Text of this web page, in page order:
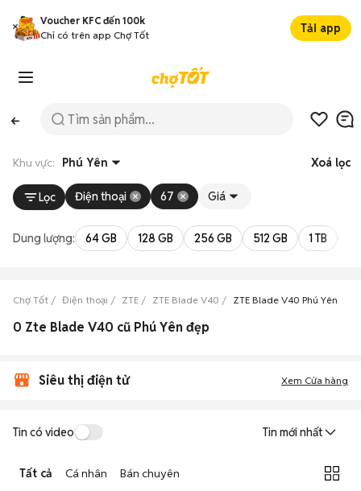
Voucher KFC đến 100k
Chỉ có trên app Chợ Tốt
Tải app
Khu vực: Phú Yên Xoá lọc
Lọc Điện thoại 67 Giá
Dung lượng: 64 GB 128 GB 256 GB 512 GB 1 TB
Chợ Tốt Điện thoại ZTE ZTE Blade V40 ZTE Blade V40 Phú Yên
0 Zte Blade V40 cũ Phú Yên đẹp
Siêu thị điện tử Xem Cửa hàng
Tin có video Tin mới nhất
Tất cả Cá nhân Bán chuyên